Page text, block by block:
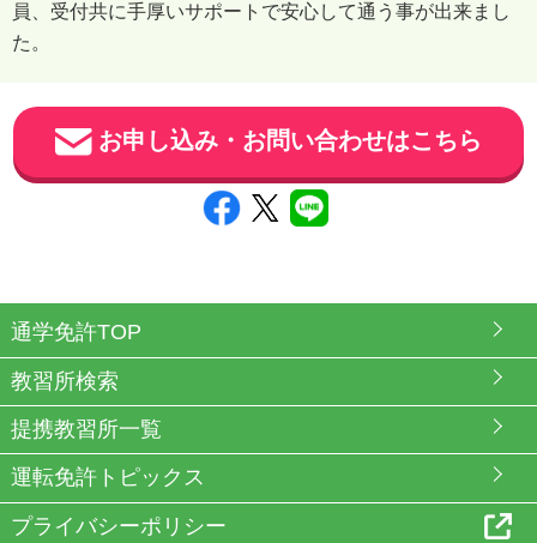
員、受付共に手厚いサポートで安心して通う事が出来まし
た。
お申し込み・お問い合わせはこちら
通学免許TOP
教習所検索
提携教習所一覧
運転免許トピックス
プライバシーポリシー